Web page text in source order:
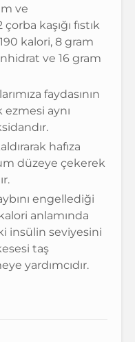
ve
kaşığı fıstık
kalori, 8 gram
ve 16 gram
faydasının
ezmesi aynı
hafıza
düzeye çekerek
engellediği
anlamında
insülin seviyesini
taş
yardımcıdır.